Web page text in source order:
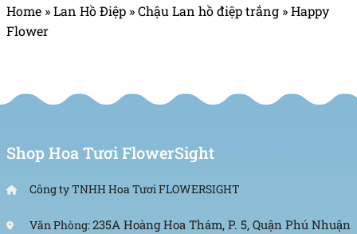
Home »Lan Hồ Điệp »Chậu Lan hồ điệp trắng »Happy
Flower
Shop Hoa Tươi FlowerSight
Công ty TNHH Hoa Tươi FLOWERSIGHT
Văn Phòng:235A Hoàng Hoa Thám, P. 5, Quận Phú Nhuận